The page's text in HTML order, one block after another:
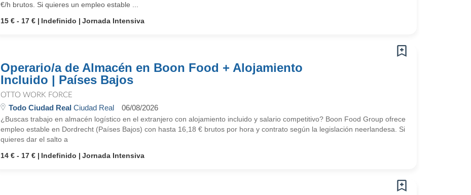
€/h brutos. Si quieres un empleo estable ...
15 € - 17 €
Indefinido Jornada Intensiva
Operario/a de Almacén en Boon Food + Alojamiento
Incluido | Países Bajos
OTTO WORK FORCE
Todo Ciudad RealCiudad Real 06/08/2026
¿Buscas trabajo en almacén logístico en el extranjero con alojamiento incluido y salario competitivo? Boon Food Group ofrece
empleo estable en Dordrecht (Países Bajos) con hasta 16,18 € brutos por hora y contrato según la legislación neerlandesa. Si
quieres dar el salto a
14 € - 17 €
Indefinido Jornada Intensiva